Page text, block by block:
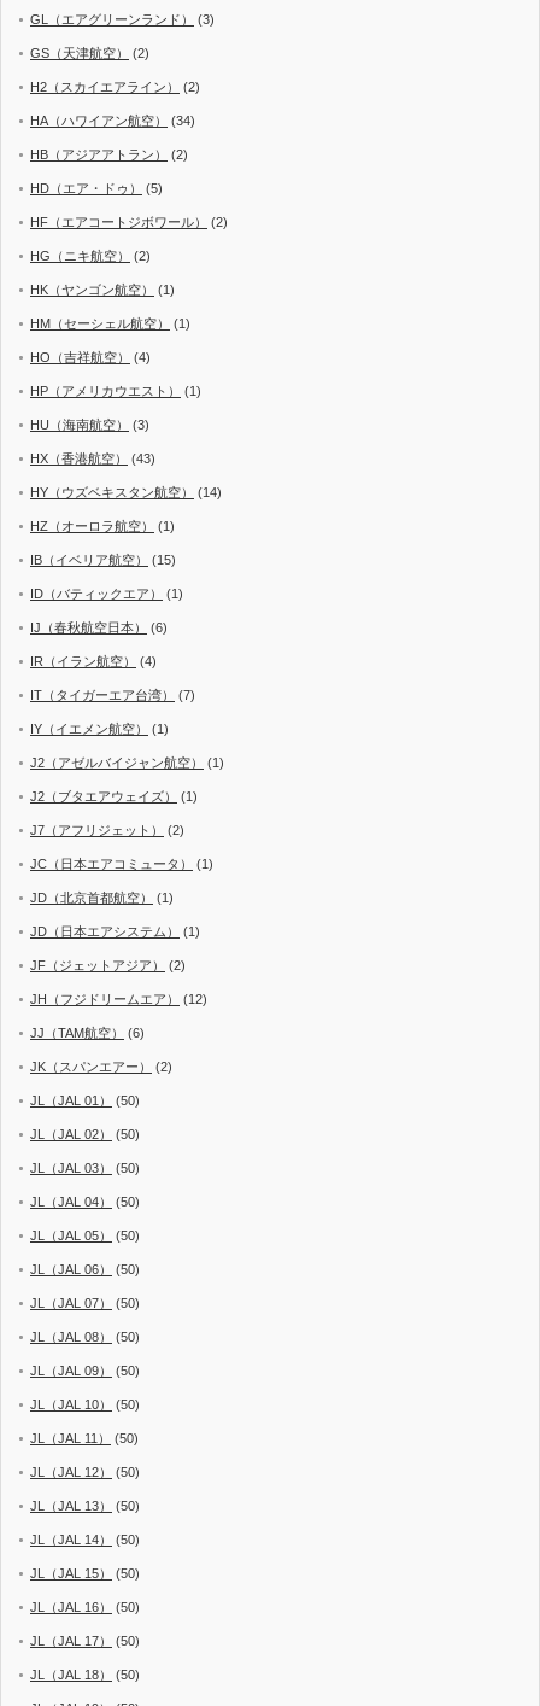
GL（エアグリーンランド） (3)
GS（天津航空） (2)
H2（スカイエアライン） (2)
HA（ハワイアン航空） (34)
HB（アジアアトラン） (2)
HD（エア・ドゥ） (5)
HF（エアコートジボワール） (2)
HG（ニキ航空） (2)
HK（ヤンゴン航空） (1)
HM（セーシェル航空） (1)
HO（吉祥航空） (4)
HP（アメリカウエスト） (1)
HU（海南航空） (3)
HX（香港航空） (43)
HY（ウズベキスタン航空） (14)
HZ（オーロラ航空） (1)
IB（イベリア航空） (15)
ID（バティックエア） (1)
IJ（春秋航空日本） (6)
IR（イラン航空） (4)
IT（タイガーエア台湾） (7)
IY（イエメン航空） (1)
J2（アゼルバイジャン航空） (1)
J2（ブタエアウェイズ） (1)
J7（アフリジェット） (2)
JC（日本エアコミュータ） (1)
JD（北京首都航空） (1)
JD（日本エアシステム） (1)
JF（ジェットアジア） (2)
JH（フジドリームエア） (12)
JJ（TAM航空） (6)
JK（スパンエアー） (2)
JL（JAL 01） (50)
JL（JAL 02） (50)
JL（JAL 03） (50)
JL（JAL 04） (50)
JL（JAL 05） (50)
JL（JAL 06） (50)
JL（JAL 07） (50)
JL（JAL 08） (50)
JL（JAL 09） (50)
JL（JAL 10） (50)
JL（JAL 11） (50)
JL（JAL 12） (50)
JL（JAL 13） (50)
JL（JAL 14） (50)
JL（JAL 15） (50)
JL（JAL 16） (50)
JL（JAL 17） (50)
JL（JAL 18） (50)